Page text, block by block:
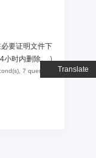
Translate
要证明文件下
小时内删除。)
7 queries .